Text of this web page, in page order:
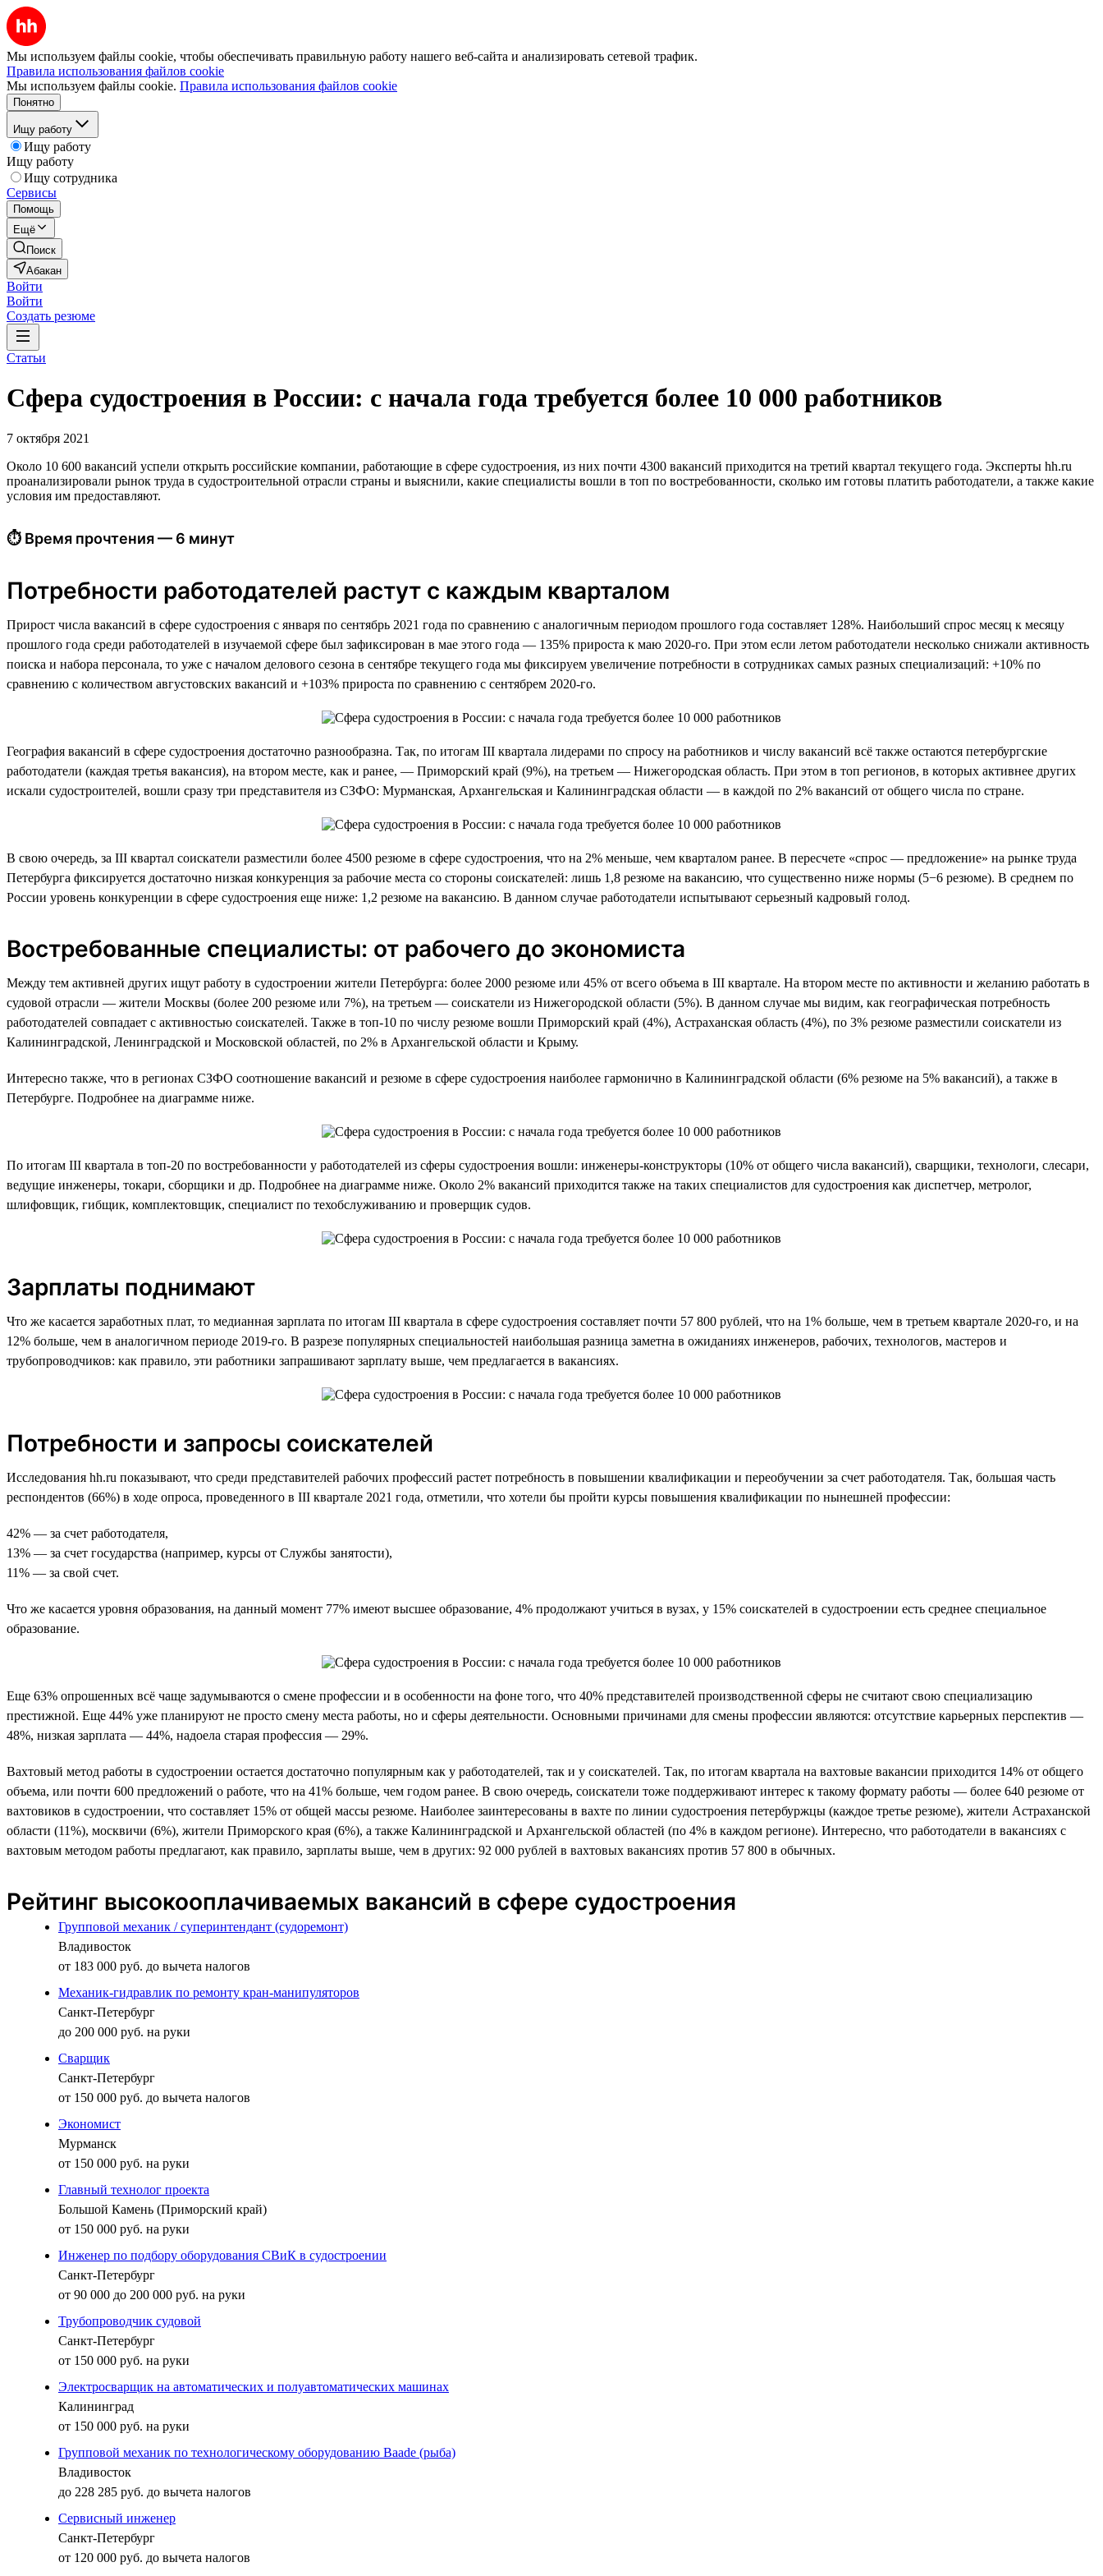
Мы используем файлы cookie, чтобы обеспечивать правильную работу нашего веб-сайта и анализировать сетевой трафик.
Правила использования файлов cookie
Мы используем файлы cookie. Правила использования файлов cookie
Понятно
Ищу работу
Ищу работу
Ищу работу
Ищу сотрудника
Сервисы
Помощь
Ещё
Поиск
Абакан
Войти
Войти
Создать резюме
Статьи
Сфера судостроения в России: с начала года требуется более 10 000 работников
7 октября 2021
Около 10 600 вакансий успели открыть российские компании, работающие в сфере судостроения, из них почти 4300 вакансий приходится на третий квартал текущего года. Эксперты hh.ru
проанализировали рынок труда в судостроительной отрасли страны и выяснили, какие специалисты вошли в топ по востребованности, сколько им готовы платить работодатели, а также какие
условия им предоставляют.
⏱ Время прочтения — 6 минут
Потребности работодателей растут с каждым кварталом
Прирост числа вакансий в сфере судостроения с января по сентябрь 2021 года по сравнению с аналогичным периодом прошлого года составляет 128%. Наибольший спрос месяц к месяцу
прошлого года среди работодателей в изучаемой сфере был зафиксирован в мае этого года — 135% прироста к маю 2020-го. При этом если летом работодатели несколько снижали активность
поиска и набора персонала, то уже с началом делового сезона в сентябре текущего года мы фиксируем увеличение потребности в сотрудниках самых разных специализаций: +10% по
сравнению с количеством августовских вакансий и +103% прироста по сравнению с сентябрем 2020-го.
География вакансий в сфере судостроения достаточно разнообразна. Так, по итогам III квартала лидерами по спросу на работников и числу вакансий всё также остаются петербургские
работодатели (каждая третья вакансия), на втором месте, как и ранее, — Приморский край (9%), на третьем — Нижегородская область. При этом в топ регионов, в которых активнее других
искали судостроителей, вошли сразу три представителя из СЗФО: Мурманская, Архангельская и Калининградская области — в каждой по 2% вакансий от общего числа по стране.
В свою очередь, за III квартал соискатели разместили более 4500 резюме в сфере судостроения, что на 2% меньше, чем кварталом ранее. В пересчете «спрос — предложение» на рынке труда
Петербурга фиксируется достаточно низкая конкуренция за рабочие места со стороны соискателей: лишь 1,8 резюме на вакансию, что существенно ниже нормы (5−6 резюме). В среднем по
России уровень конкуренции в сфере судостроения еще ниже: 1,2 резюме на вакансию. В данном случае работодатели испытывают серьезный кадровый голод.
Востребованные специалисты: от рабочего до экономиста
Между тем активней других ищут работу в судостроении жители Петербурга: более 2000 резюме или 45% от всего объема в III квартале. На втором месте по активности и желанию работать в
судовой отрасли — жители Москвы (более 200 резюме или 7%), на третьем — соискатели из Нижегородской области (5%). В данном случае мы видим, как географическая потребность
работодателей совпадает с активностью соискателей. Также в топ-10 по числу резюме вошли Приморский край (4%), Астраханская область (4%), по 3% резюме разместили соискатели из
Калининградской, Ленинградской и Московской областей, по 2% в Архангельской области и Крыму.
Интересно также, что в регионах СЗФО соотношение вакансий и резюме в сфере судостроения наиболее гармонично в Калининградской области (6% резюме на 5% вакансий), а также в
Петербурге. Подробнее на диаграмме ниже.
По итогам III квартала в топ-20 по востребованности у работодателей из сферы судостроения вошли: инженеры-конструкторы (10% от общего числа вакансий), сварщики, технологи, слесари,
ведущие инженеры, токари, сборщики и др. Подробнее на диаграмме ниже. Около 2% вакансий приходится также на таких специалистов для судостроения как диспетчер, метролог,
шлифовщик, гибщик, комплектовщик, специалист по техобслуживанию и проверщик судов.
Зарплаты поднимают
Что же касается заработных плат, то медианная зарплата по итогам III квартала в сфере судостроения составляет почти 57 800 рублей, что на 1% больше, чем в третьем квартале 2020-го, и на
12% больше, чем в аналогичном периоде 2019-го. В разрезе популярных специальностей наибольшая разница заметна в ожиданиях инженеров, рабочих, технологов, мастеров и
трубопроводчиков: как правило, эти работники запрашивают зарплату выше, чем предлагается в вакансиях.
Потребности и запросы соискателей
Исследования hh.ru показывают, что среди представителей рабочих профессий растет потребность в повышении квалификации и переобучении за счет работодателя. Так, большая часть
респондентов (66%) в ходе опроса, проведенного в III квартале 2021 года, отметили, что хотели бы пройти курсы повышения квалификации по нынешней профессии:
42% — за счет работодателя,
13% — за счет государства (например, курсы от Службы занятости),
11% — за свой счет.
Что же касается уровня образования, на данный момент 77% имеют высшее образование, 4% продолжают учиться в вузах, у 15% соискателей в судостроении есть среднее специальное
образование.
Еще 63% опрошенных всё чаще задумываются о смене профессии и в особенности на фоне того, что 40% представителей производственной сферы не считают свою специализацию
престижной. Еще 44% уже планируют не просто смену места работы, но и сферы деятельности. Основными причинами для смены профессии являются: отсутствие карьерных перспектив —
48%, низкая зарплата — 44%, надоела старая профессия — 29%.
Вахтовый метод работы в судостроении остается достаточно популярным как у работодателей, так и у соискателей. Так, по итогам квартала на вахтовые вакансии приходится 14% от общего
объема, или почти 600 предложений о работе, что на 41% больше, чем годом ранее. В свою очередь, соискатели тоже поддерживают интерес к такому формату работы — более 640 резюме от
вахтовиков в судостроении, что составляет 15% от общей массы резюме. Наиболее заинтересованы в вахте по линии судостроения петербуржцы (каждое третье резюме), жители Астраханской
области (11%), москвичи (6%), жители Приморского края (6%), а также Калининградской и Архангельской областей (по 4% в каждом регионе). Интересно, что работодатели в вакансиях с
вахтовым методом работы предлагают, как правило, зарплаты выше, чем в других: 92 000 рублей в вахтовых вакансиях против 57 800 в обычных.
Рейтинг высокооплачиваемых вакансий в сфере судостроения
Групповой механик / суперинтендант (судоремонт)
Владивосток
от 183 000 руб. до вычета налогов
Механик-гидравлик по ремонту кран-манипуляторов
Санкт-Петербург
до 200 000 руб. на руки
Сварщик
Санкт-Петербург
от 150 000 руб. до вычета налогов
Экономист
Мурманск
от 150 000 руб. на руки
Главный технолог проекта
Большой Камень (Приморский край)
от 150 000 руб. на руки
Инженер по подбору оборудования СВиК в судостроении
Санкт-Петербург
от 90 000 до 200 000 руб. на руки
Трубопроводчик судовой
Санкт-Петербург
от 150 000 руб. на руки
Электросварщик на автоматических и полуавтоматических машинах
Калининград
от 150 000 руб. на руки
Групповой механик по технологическому оборудованию Baade (рыба)
Владивосток
до 228 285 руб. до вычета налогов
Сервисный инженер
Санкт-Петербург
от 120 000 руб. до вычета налогов